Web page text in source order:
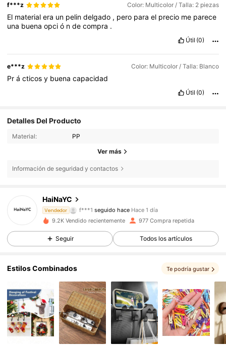
f***z Color: Multicolor / Talla: 2 piezas
El materialera un pelindelgado , pero parael precio me parece
una buenaopció ndecompra .
Útil (0)
e***z Color: Multicolor / Talla: Blanco
Prácticosy buenacapacidad
Útil (0)
Detalles Del Producto
Material: PP
Ver más
Información de seguridad y contactos
HaiNaYC
Vendedor
4,87
206 Seguidores
206 Seguidores
4,87 206 Seguidores
4,87 206 Seguidores
4,87 206 Seguidores
9.2K Vendido recientemente 977 Compra repetida
Seguir Todos los artículos
Estilos Combinados Te podría gustar